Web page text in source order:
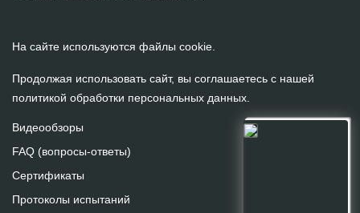
На сайте используются файлы cookie.
Продолжая использовать сайт, вы соглашаетесь с нашей
политикой обработки персональных данных
Видеообзоры
FAQ (вопросы-ответы)
Сертификаты
Протоколы испытаний